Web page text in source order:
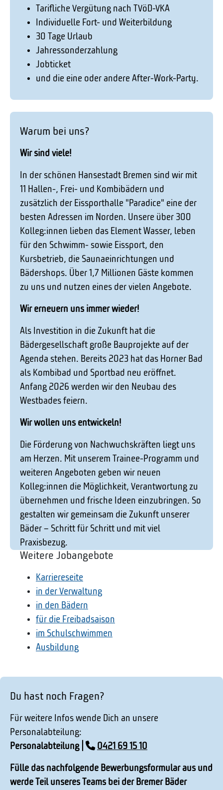
Tarifliche Vergütung nach TVöD-VKA
Individuelle Fort- und Weiterbildung
30 Tage Urlaub
Jahressonderzahlung
Jobticket
und die eine oder andere After-Work-Party.
Warum bei uns?
Wir sind viele!
In der schönen Hansestadt Bremen sind wir mit
11 Hallen-, Frei- und Kombibädern und
zusätzlich der Eissporthalle "Paradice" eine der
besten Adressen im Norden. Unsere über 300
Kolleg:innen lieben das Element Wasser, leben
für den Schwimm- sowie Eissport, den
Kursbetrieb, die Saunaeinrichtungen und
Bädershops. Über 1,7 Millionen Gäste kommen
zu uns und nutzen eines der vielen Angebote.
Wir erneuern uns immer wieder!
Als Investition in die Zukunft hat die
Bädergesellschaft große Bauprojekte auf der
Agenda stehen. Bereits 2023 hat das Horner Bad
als Kombibad und Sportbad neu eröffnet.
Anfang 2026 werden wir den Neubau des
Westbades feiern.
Wir wollen uns entwickeln!
Die Förderung von Nachwuchskräften liegt uns
am Herzen. Mit unserem Trainee-Programm und
weiteren Angeboten geben wir neuen
Kolleg:innen die Möglichkeit, Verantwortung zu
übernehmen und frische Ideen einzubringen. So
gestalten wir gemeinsam die Zukunft unserer
Bäder – Schritt für Schritt und mit viel
Praxisbezug.
Weitere Jobangebote
Karriereseite
in der Verwaltung
in den Bädern
für die Freibadsaison
im Schulschwimmen
Ausbildung
Du hast noch Fragen?
Für weitere Infos wende Dich an unsere
Personalabteilung:
Personalabteilung |
0421 69 15 10
Fülle das nachfolgende Bewerbungsformular aus und
werde Teil unseres Teams bei der Bremer Bäder